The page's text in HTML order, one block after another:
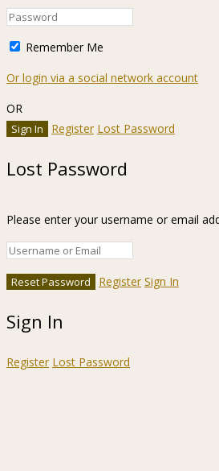
Remember Me
Or login via a social network account
OR
Register Lost Password
Lost Password
Please enter your username or email
Register Sign In
Sign In
Register Lost Password